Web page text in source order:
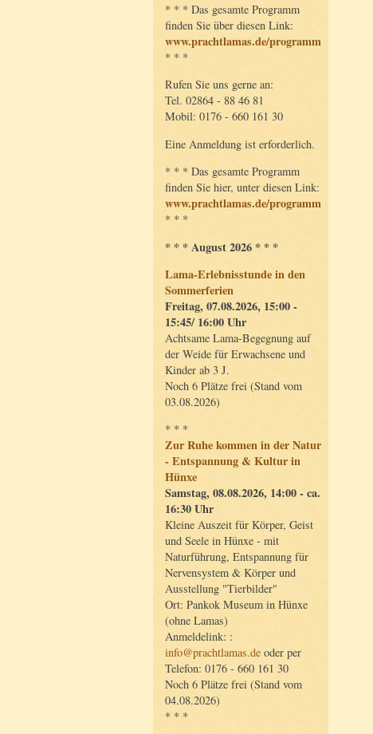
* * * Das gesamte Programm
finden Sie über diesen Link:
www.prachtlamas.de/programm
* * *
Rufen Sie uns gerne an:
Tel. 02864 - 88 46 81
Mobil: 0176 - 660 161 30
Eine Anmeldung ist erforderlich.
* * * Das gesamte Programm
finden Sie hier, unter diesen Link:
www.prachtlamas.de/programm
* * *
* * * August 2026 * * *
Lama-Erlebnisstunde in den
Sommerferien
Freitag, 07.08.2026, 15:00 -
15:45/ 16:00 Uhr
Achtsame Lama-Begegnung auf
der Weide für Erwachsene und
Kinder ab 3 J.
Noch 6 Plätze frei (Stand vom
03.08.2026)
* * *
Zur Ruhe kommen in der Natur
- Entspannung & Kultur in
Hünxe
Samstag, 08.08.2026, 14:00 - ca.
16:30 Uhr
Kleine Auszeit für Körper, Geist
und Seele in Hünxe - mit
Naturführung, Entspannung für
Nervensystem & Körper und
Ausstellung "Tierbilder"
Ort: Pankok Museum in Hünxe
(ohne Lamas)
Anmeldelink: :
info@prachtlamas.de oder per
Telefon: 0176 - 660 161 30
Noch 6 Plätze frei (Stand vom
04.08.2026)
* * *